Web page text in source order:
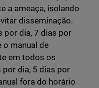
a ameaça, isolando
disseminação.
por dia, 7 dias por
o manual de
em todos os
dia, 5 dias por
fora do horário